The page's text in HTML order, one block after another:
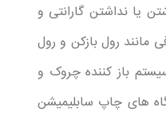
یا نداشتن گارانتی و
مانند رول بازکن و رول
باز کننده چروک و
های چاپ سابلیمیشن